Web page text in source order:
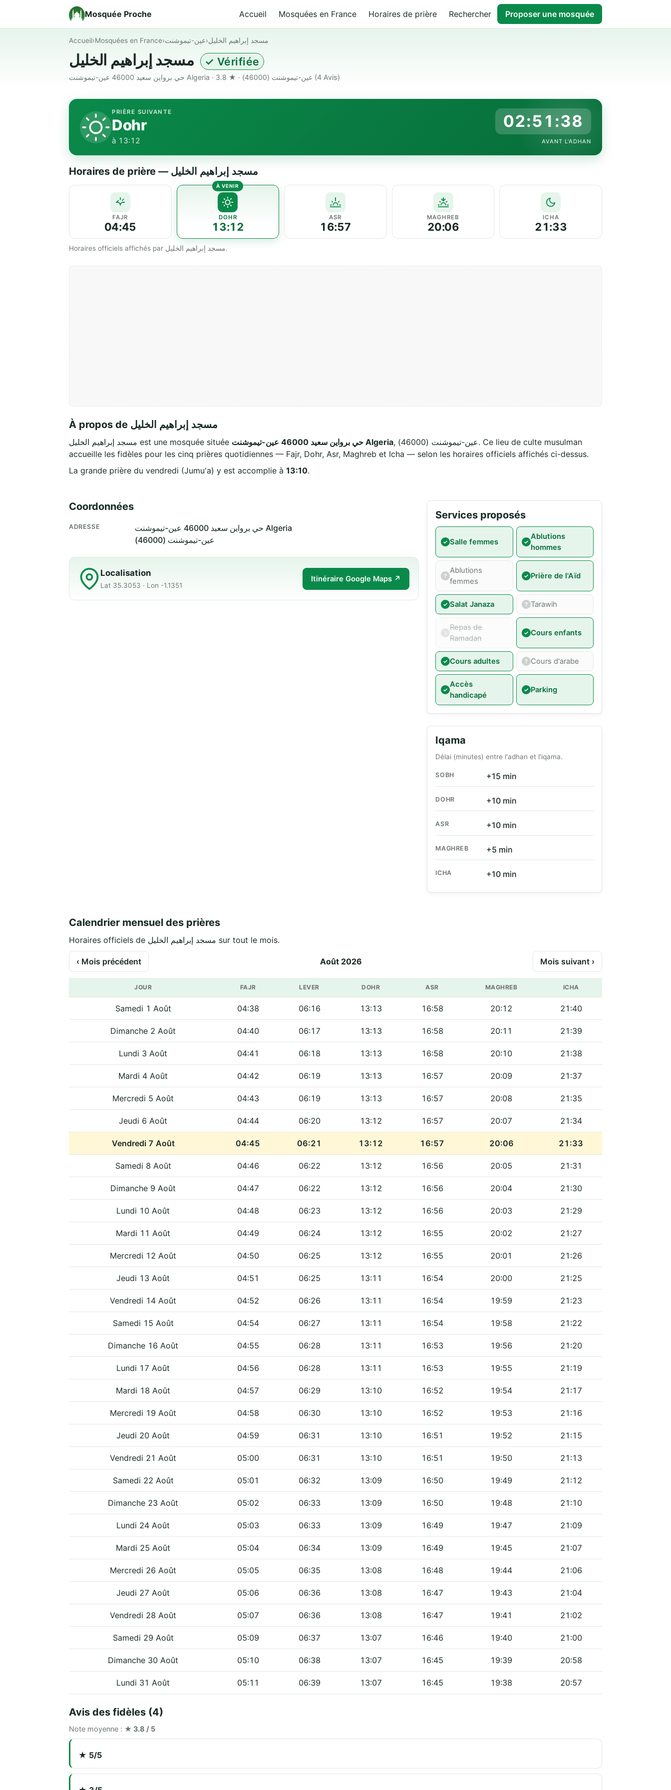
Mosquée Proche Accueil Mosquées en France Horaires de prière Rechercher Proposer une mosquée
Accueil›Mosquées en France›عين-تيموشنت›مسجد إبراهيم الخليل
✓ Vérifiée
(4 Avis)
PRIÈRE SUIVANTE
Dohr
à 13:12
02:51:37
AVANT L'ADHAN
Horaires de prière — مسجد إبراهيم الخليل
FAJR
04:45
DOHR
13:12
ASR
16:57
MAGHREB
20:06
ICHA
21:33
Horaires officiels affichés par مسجد إبراهيم الخليل.
À propos de مسجد إبراهيم الخليل
مسجد إبراهيم الخليل est une mosquée située حي برواين سعيد 46000 عين-تيموشنت Algeria, عين-تيموشنت (46000). Ce lieu de culte musulman
accueille les fidèles pour les cinq prières quotidiennes — Fajr, Dohr, Asr, Maghreb et Icha — selon les horaires officiels affichés ci-dessus.
La grande prière du vendredi (Jumu'a) y est accomplie à 13:10.
Coordonnées
ADRESSE
حي برواين سعيد 46000 عين-تيموشنت Algeria
عين-تيموشنت (46000)
Localisation
Lat 35.3053 · Lon -1.1351
Itinéraire Google Maps ↗
Services proposés
Salle femmes
Ablutions
hommes
Ablutions
femmes
Prière de l'Aïd
Salat Janaza Tarawih
Repas de
Ramadan
Cours enfants
Cours adultes Cours d'arabe
Accès
handicapé
Parking
Iqama
Délai (minutes) entre l'adhan et l'iqama.
SOBH +15 min
DOHR +10 min
ASR +10 min
MAGHREB +5 min
ICHA +10 min
Calendrier mensuel des prières
Horaires officiels de مسجد إبراهيم الخليل sur tout le mois.
‹ Mois précédent Août 2026 Mois suivant ›
JOUR FAJR LEVER DOHR ASR MAGHREB ICHA
Samedi 1 Août 04:38 06:16 13:13 16:58 20:12 21:40
Dimanche 2 Août 04:40 06:17 13:13 16:58 20:11 21:39
Lundi 3 Août 04:41 06:18 13:13 16:58 20:10 21:38
Mardi 4 Août 04:42 06:19 13:13 16:57 20:09 21:37
Mercredi 5 Août 04:43 06:19 13:13 16:57 20:08 21:35
Jeudi 6 Août 04:44 06:20 13:12 16:57 20:07 21:34
Vendredi 7 Août 04:45 06:21 13:12 16:57 20:06 21:33
Samedi 8 Août 04:46 06:22 13:12 16:56 20:05 21:31
Dimanche 9 Août 04:47 06:22 13:12 16:56 20:04 21:30
Lundi 10 Août 04:48 06:23 13:12 16:56 20:03 21:29
Mardi 11 Août 04:49 06:24 13:12 16:55 20:02 21:27
Mercredi 12 Août 04:50 06:25 13:12 16:55 20:01 21:26
Jeudi 13 Août 04:51 06:25 13:11 16:54 20:00 21:25
Vendredi 14 Août 04:52 06:26 13:11 16:54 19:59 21:23
Samedi 15 Août 04:54 06:27 13:11 16:54 19:58 21:22
Dimanche 16 Août 04:55 06:28 13:11 16:53 19:56 21:20
Lundi 17 Août 04:56 06:28 13:11 16:53 19:55 21:19
Mardi 18 Août 04:57 06:29 13:10 16:52 19:54 21:17
Mercredi 19 Août 04:58 06:30 13:10 16:52 19:53 21:16
Jeudi 20 Août 04:59 06:31 13:10 16:51 19:52 21:15
Vendredi 21 Août 05:00 06:31 13:10 16:51 19:50 21:13
Samedi 22 Août 05:01 06:32 13:09 16:50 19:49 21:12
Dimanche 23 Août 05:02 06:33 13:09 16:50 19:48 21:10
Lundi 24 Août 05:03 06:33 13:09 16:49 19:47 21:09
Mardi 25 Août 05:04 06:34 13:09 16:49 19:45 21:07
Mercredi 26 Août 05:05 06:35 13:08 16:48 19:44 21:06
Jeudi 27 Août 05:06 06:36 13:08 16:47 19:43 21:04
Vendredi 28 Août 05:07 06:36 13:08 16:47 19:41 21:02
Samedi 29 Août 05:09 06:37 13:07 16:46 19:40 21:00
Dimanche 30 Août 05:10 06:38 13:07 16:45 19:39 20:58
Lundi 31 Août 05:11 06:39 13:07 16:45 19:38 20:57
Avis des fidèles (4)
Note moyenne : ★ 3.8 / 5
★ 5/5